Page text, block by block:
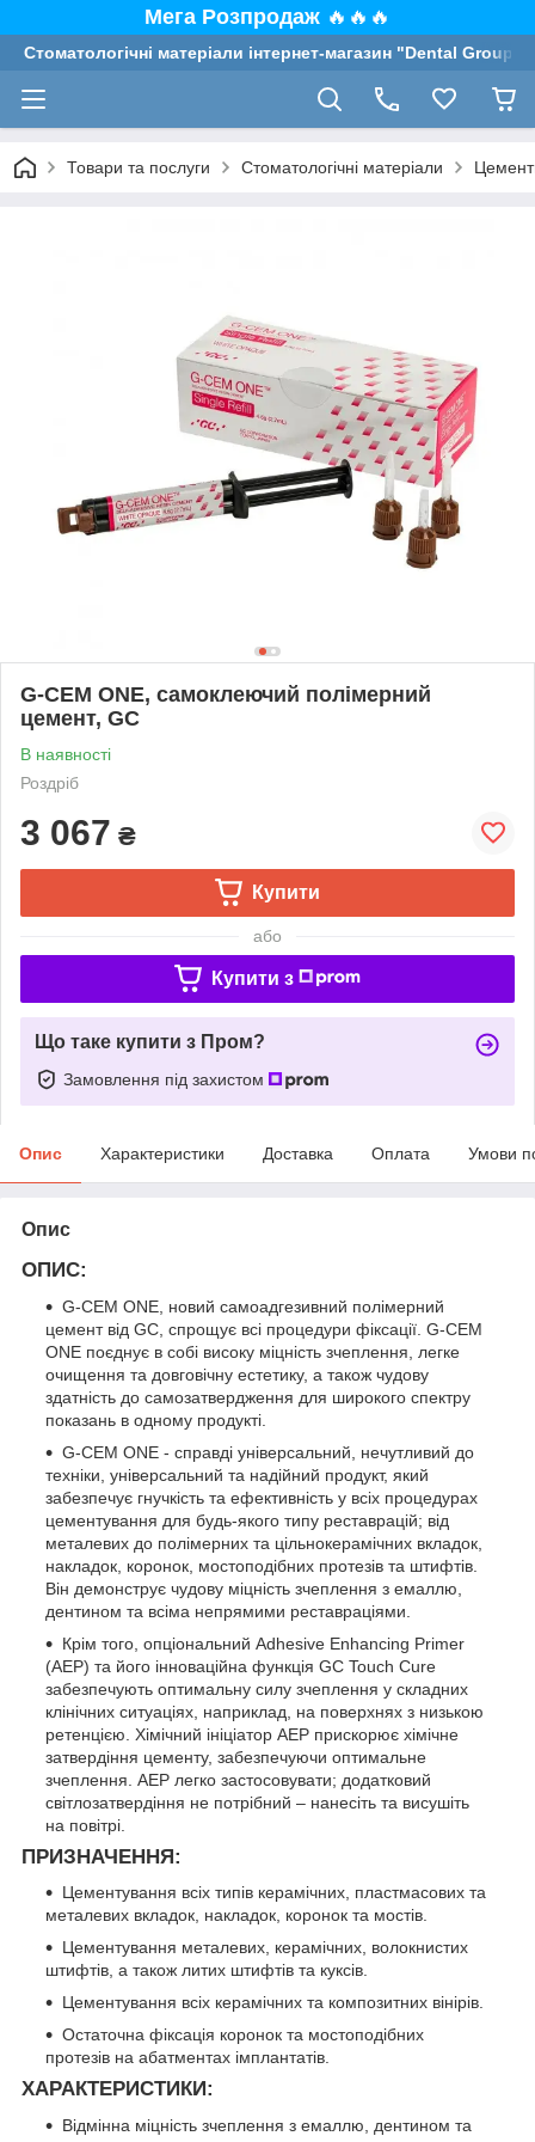
Мега Розпродаж 🔥🔥🔥
Стоматологічні матеріали інтернет-магазин "Dental Group"
Товари та послуги Стоматологічні матеріали
G-CEM ONE, самоклеючий полімерний
цемент, GC
В наявності
Роздріб
3 067 ₴
Купити
або
Купити з
Що таке купити з Пром?
Замовлення під захистом
Опис Характеристики Доставка Оплата Умови
Опис
ОПИС:
G-CEM ONE, новий самоадгезивний полімерний
цемент від GC, спрощує всі процедури фіксації. G-CEM
ONE поєднує в собі високу міцність зчеплення, легке
очищення та довговічну естетику, а також чудову
здатність до самозатвердження для широкого спектру
показань в одному продукті.
G-CEM ONE - справді універсальний, нечутливий до
техніки, універсальний та надійний продукт, який
забезпечує гнучкість та ефективність у всіх процедурах
цементування для будь-якого типу реставрацій; від
металевих до полімерних та цільнокерамічних вкладок,
накладок, коронок, мостоподібних протезів та штифтів.
Він демонструє чудову міцність зчеплення з емаллю,
дентином та всіма непрямими реставраціями.
Крім того, опціональний Adhesive Enhancing Primer
(AEP) та його інноваційна функція GC Touch Cure
забезпечують оптимальну силу зчеплення у складних
клінічних ситуаціях, наприклад, на поверхнях з низькою
ретенцією. Хімічний ініціатор AEP прискорює хімічне
затвердіння цементу, забезпечуючи оптимальне
зчеплення. AEP легко застосовувати; додатковий
світлозатвердіння не потрібний – нанесіть та висушіть
на повітрі.
ПРИЗНАЧЕННЯ:
Цементування всіх типів керамічних, пластмасових та
металевих вкладок, накладок, коронок та мостів.
Цементування металевих, керамічних, волокнистих
штифтів, а також литих штифтів та куксів.
Цементування всіх керамічних та композитних вінірів.
Остаточна фіксація коронок та мостоподібних
протезів на абатментах імплантатів.
ХАРАКТЕРИСТИКИ:
Відмінна міцність зчеплення з емаллю, дентином та